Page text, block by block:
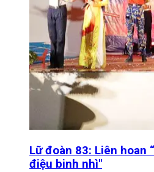
Lữ đoàn 83: Liên hoan
điệu binh nhì"